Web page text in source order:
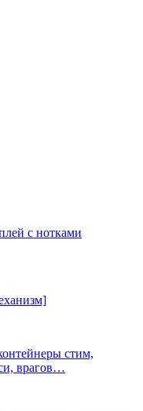
с нотками
стим,
врагов…